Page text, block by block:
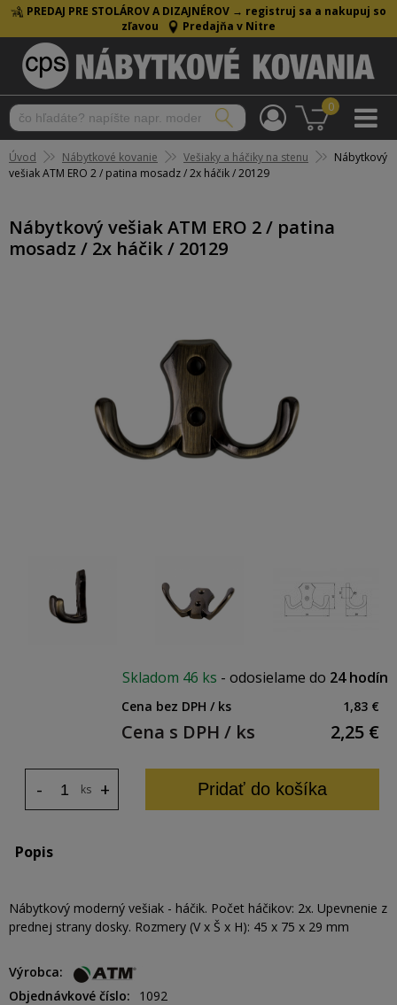
PREDAJ PRE STOLÁROV A DIZAJNÉROV → registruj sa a nakupuj so
zľavou
Predajňa v Nitre
0
Úvod Nábytkové kovanie Vešiaky a háčiky na stenu
Nábytkový
vešiak ATM ERO 2 / patina mosadz / 2x háčik / 20129
Nábytkový vešiak ATM ERO 2 / patina
mosadz / 2x háčik / 20129
Skladom 46 ks - odosielame do 24 hodín
Cena bez DPH / ks 1,83 €
Cena s DPH / ks 2,25 €
ks +
- Pridať do košíka
Popis
Nábytkový moderný vešiak - háčik. Počet háčikov: 2x. Upevnenie z
prednej strany dosky. Rozmery (V x Š x H): 45 x 75 x 29 mm
Výrobca
Objednávkové číslo
1092